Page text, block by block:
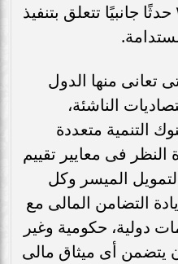
الجلسات، سيتم تنظيم ٣٠ حدثًا جانبيًا تتعلق بتنفيذ
تعانى منها الدول
الناشئة،
التنمية متعددة
فى معايير تقييم
الميسر وكل
التضامن المالى مع
دولية، حكومية وغير
يتضمن أى ميثاق مالى